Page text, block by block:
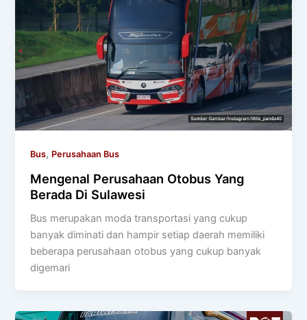
Bus, Perusahaan Bus
Mengenal Perusahaan Otobus Yang
Berada Di Sulawesi
Bus merupakan moda transportasi yang cukup
banyak diminati dan hampir setiap daerah memiliki
beberapa perusahaan otobus yang cukup banyak
digemari